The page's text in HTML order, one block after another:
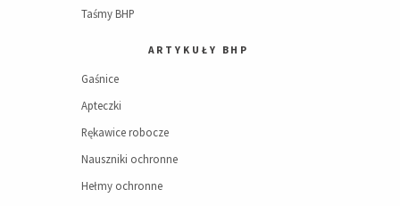
Taśmy BHP
ARTYKUŁY BHP
Gaśnice
Apteczki
Rękawice robocze
Nauszniki ochronne
Hełmy ochronne